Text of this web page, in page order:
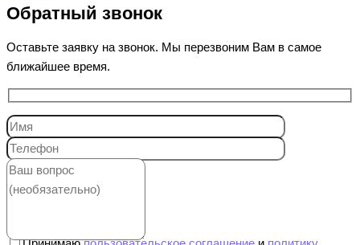
Обратный звонок
Оставьте заявку на звонок. Мы перезвоним Вам в самое
ближайшее время.